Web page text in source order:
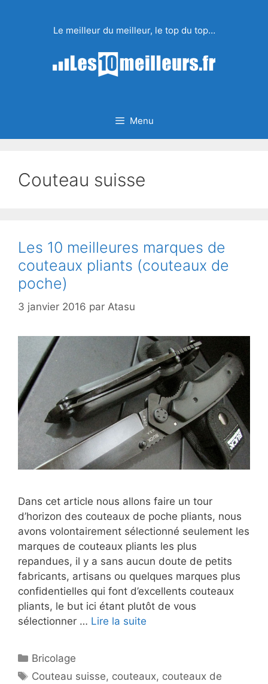
Le meilleur du meilleur, le top du top…
Menu
Couteau suisse
Les 10 meilleures marques de
couteaux pliants (couteaux de
poche)
3 janvier 2016 par Atasu
Dans cet article nous allons faire un tour
d’horizon des couteaux de poche pliants, nous
avons volontairement sélectionné seulement les
marques de couteaux pliants les plus
repandues, il y a sans aucun doute de petits
fabricants, artisans ou quelques marques plus
confidentielles qui font d’excellents couteaux
pliants, le but ici étant plutôt de vous
sélectionner … Lire la suite
Catégories
Bricolage
Étiquettes
Couteau suisse, couteaux, couteaux de